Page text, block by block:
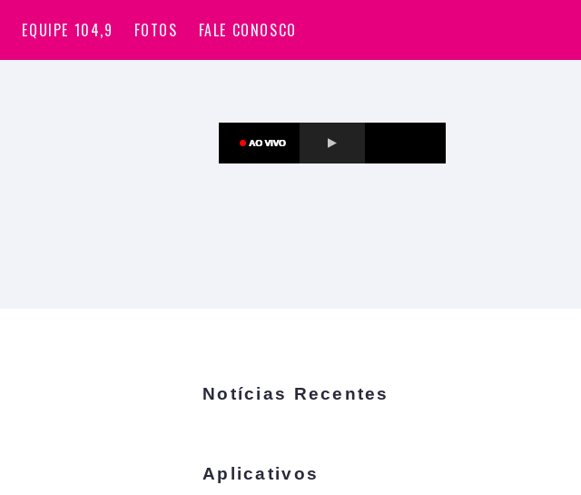
EQUIPE 104,9 FOTOS FALE CONOSCO
Notícias Recentes
Aplicativos